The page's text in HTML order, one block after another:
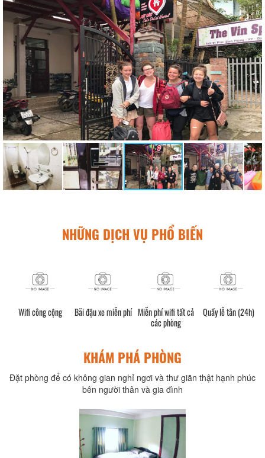
NHỮNG DỊCH VỤ PHỔ BIẾN
Wifi công cộng Bãi đậu xe miễn phí Miễn phí wifi tất cả
các phòng
Quầy lễ tân (24h)
KHÁM PHÁ PHÒNG
Đặt phòng để có không gian nghỉ ngơi và thư giãn thật hạnh phúc
bên người thân và gia đình